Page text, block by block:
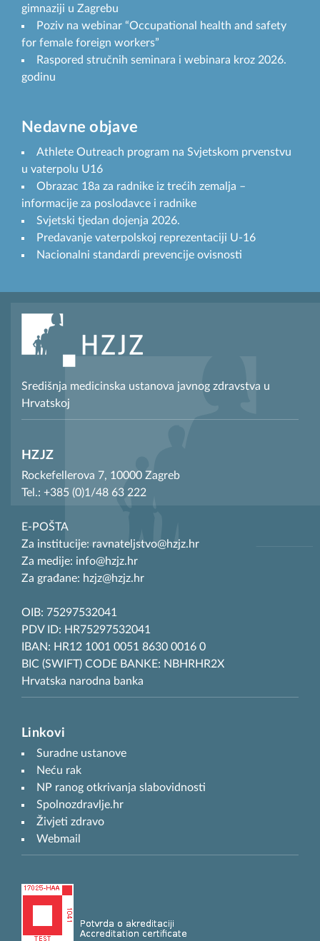
gimnaziji u Zagrebu
Poziv na webinar “Occupational health and safety
for female foreign workers”
Raspored stručnih seminara i webinara kroz 2026.
godinu
Nedavne objave
Athlete Outreach program na Svjetskom prvenstvu
u vaterpolu U16
Obrazac 18a za radnike iz trećih zemalja –
informacije za poslodavce i radnike
Svjetski tjedan dojenja 2026.
Predavanje vaterpolskoj reprezentaciji U-16
Nacionalni standardi prevencije ovisnosti
Središnja medicinska ustanova javnog zdravstva u
Hrvatskoj
HZJZ
Rockefellerova 7, 10000 Zagreb
Tel.: +385 (0)1/48 63 222
E-POŠTA
Za institucije: ravnateljstvo@hzjz.hr
Za medije: info@hzjz.hr
Za građane: hzjz@hzjz.hr
OIB: 75297532041
PDV ID: HR75297532041
IBAN: HR12 1001 0051 8630 0016 0
BIC (SWIFT) CODE BANKE: NBHRHR2X
Hrvatska narodna banka
Linkovi
Suradne ustanove
Neću rak
NP ranog otkrivanja slabovidnosti
Spolnozdravlje.hr
Živjeti zdravo
Webmail